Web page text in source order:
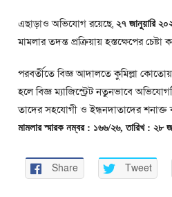
এছাড়াও অভিযোগ রয়েছে, ২৭ জানুয়ারি
মামলার তদন্ত প্রক্রিয়ায় হস্তক্ষেপের চেষ্টা
পরবর্তীতে বিজ্ঞ আদালতে কুমিল্লা
হলে বিজ্ঞ ম্যাজিস্ট্রেট নতুনভাবে
তাদের সহযোগী ও ইন্ধনদাতাদের শনাক্ত
মামলার স্মারক নম্বর : ১৬৬/২৬, তারিখ : ২৮
Share Tweet